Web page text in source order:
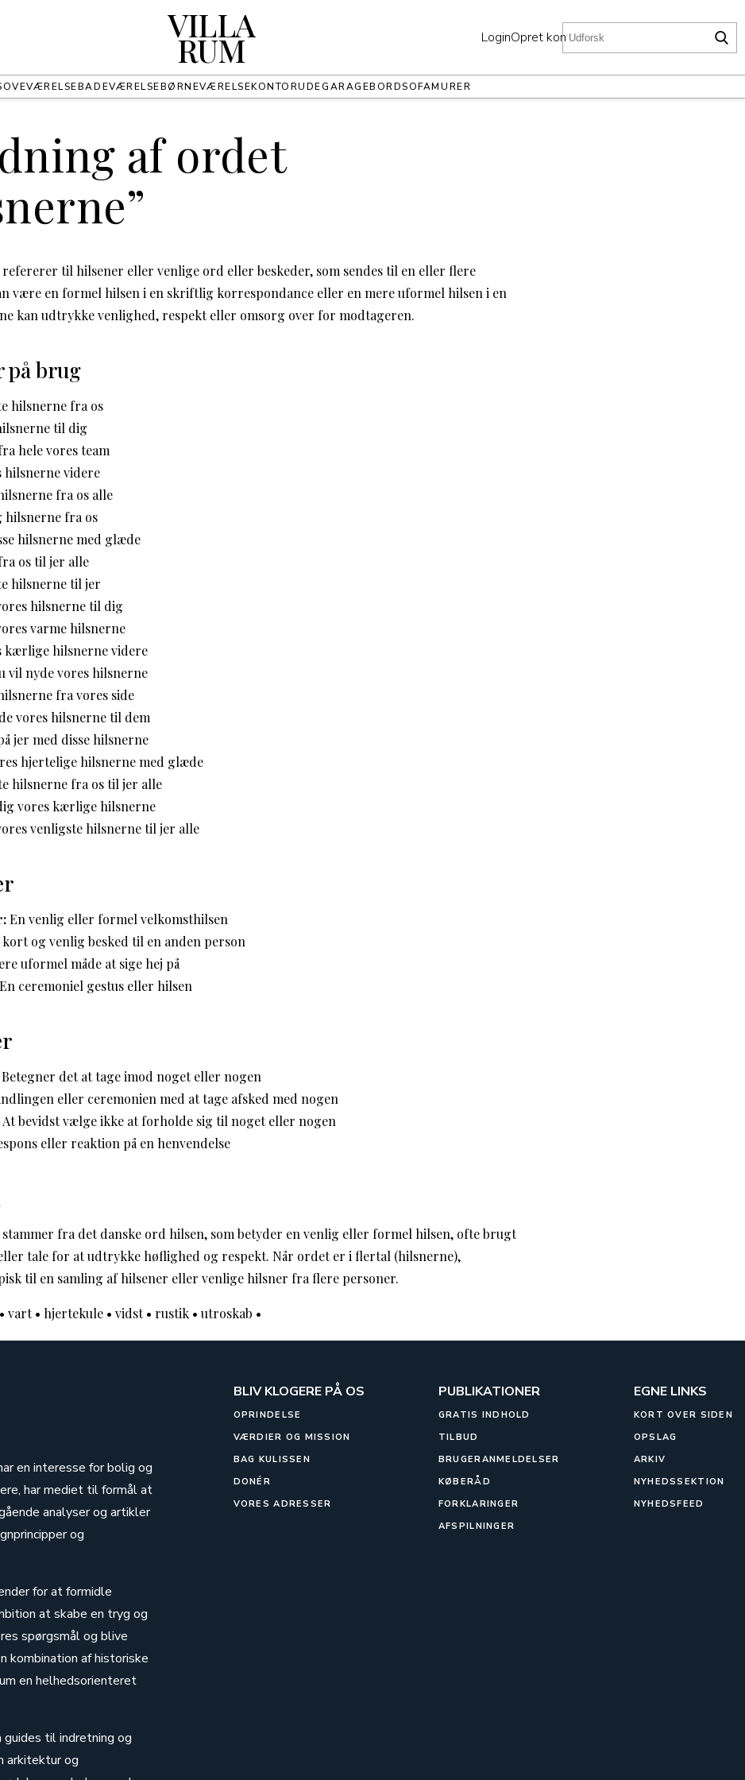
VILLA
RUM LoginOpret konto
BADEVÆRELSEBØRNEVÆRELSEKONTORUDEGARAGEBORDSOFAMURER
af ordet
til hilsener eller venlige ord eller beskeder, som sendes til en eller flere
være en formel hilsen i en skriftlig korrespondance eller en mere uformel hilsen i en
kan udtrykke venlighed, respekt eller omsorg over for modtageren.
på brug
hilsnerne fra os
til dig
hele vores team
hilsnerne videre
fra os alle
hilsnerne fra os
hilsnerne med glæde
os til jer alle
hilsnerne til jer
hilsnerne til dig
varme hilsnerne
kærlige hilsnerne videre
vil nyde vores hilsnerne
fra vores side
vores hilsnerne til dem
jer med disse hilsnerne
hjertelige hilsnerne med glæde
hilsnerne fra os til jer alle
vores kærlige hilsnerne
venligste hilsnerne til jer alle
En venlig eller formel velkomsthilsen
kort og venlig besked til en anden person
uformel måde at sige hej på
En ceremoniel gestus eller hilsen
Betegner det at tage imod noget eller nogen
eller ceremonien med at tage afsked med nogen
At bevidst vælge ikke at forholde sig til noget eller nogen
eller reaktion på en henvendelse
fra det danske ord hilsen, som betyder en venlig eller formel hilsen, ofte brugt
tale for at udtrykke høflighed og respekt. Når ordet er i flertal (hilsnerne),
til en samling af hilsener eller venlige hilsner fra flere personer.
• vart• hjertekule • vidst• rustik • utroskab •
en interesse for bolig og
har mediet til formål at
analyser og artikler
og
for at formidle
at skabe en tryg og
spørgsmål og blive
kombination af historiske
en helhedsorienteret
til indretning og
arkitektur og
BLIV KLOGERE PÅ OS
OPRINDELSE
VÆRDIER OG MISSION
BAG KULISSEN
DONÉR
VORES ADRESSER
PUBLIKATIONER
GRATIS INDHOLD
TILBUD
BRUGERANMELDELSER
KØBERÅD
FORKLARINGER
AFSPILNINGER
EGNE LINKS
KORT OVER SIDEN
OPSLAG
ARKIV
NYHEDSSEKTION
NYHEDSFEED